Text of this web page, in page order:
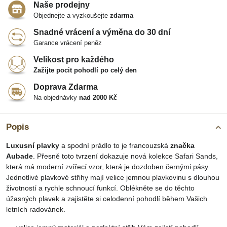
Popis
Luxusní plavky a spodní prádlo to je francouzská značka
Aubade. Přesně toto tvrzení dokazuje nová kolekce Safari Sands,
která má moderní zvířecí vzor, která je dozdoben černými pásy.
Jednotlivé plavkové střihy mají velice jemnou plavkovinu s dlouhou
životností a rychle schnoucí funkcí. Oblékněte se do těchto
úžasných plavek a zajistěte si celodenní pohodlí během Vašich
letních radovánek.
Naše prodejny
Objednejte a vyzkoušejte zdarma
Snadné vrácení a výměna do 30 dní
Garance vrácení peněz
Velikost pro každého
Zažijte pocit pohodlí po celý den
Doprava Zdarma
Na objednávky nad 2000 Kč